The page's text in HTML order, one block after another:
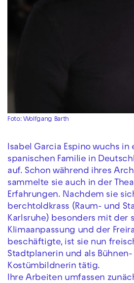
Foto: Wolfgang Barth
Isabel Garcia Espino wuchs
spanischen Familie in
auf. Schon während ihres
sammelte sie auch in der
Erfahrungen. Nachdem sie
berchtoldkrass (Raum- und
Karlsruhe) besonders mit der
Klimaanpassung und der
beschäftigte, ist sie nun
Stadtplanerin und als Bühnen-
Kostümbildnerin tätig.
Ihre Arbeiten umfassen